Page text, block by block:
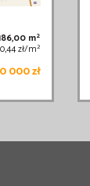
m2
zł/m2
000 zł